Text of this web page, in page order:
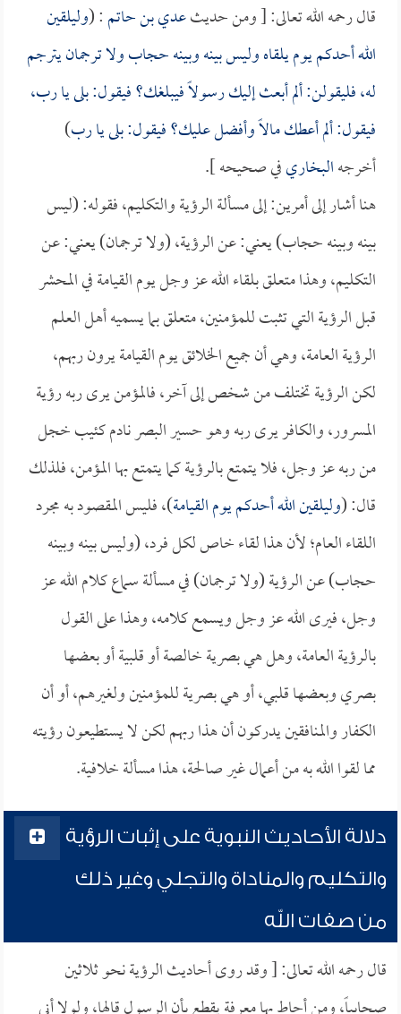
قال رحمه الله تعالى: [ ومن حديثعدي بن حاتم: (وليلقين
الله أحدكم يوم يلقاه وليس بينه وبينه حجاب ولا ترجمان يترجم
له، فليقولن: ألم أبعث إليك رسولاً فيبلغك؟ فيقول: بلى يا رب،
فيقول: ألم أعطك مالاً وأفضل عليك؟ فيقول: بلى يا رب)
أخرجهالبخاريفي صحيحه ].
هنا أشار إلى أمرين: إلى مسألة الرؤية والتكليم، فقوله: (ليس
بينه وبينه حجاب) يعني: عن الرؤية، (ولا ترجمان) يعني: عن
التكليم، وهذا متعلق بلقاء الله عز وجل يوم القيامة في المحشر
قبل الرؤية التي تثبت للمؤمنين، متعلق بما يسميه أهل العلم
الرؤية العامة، وهي أن جميع الخلائق يوم القيامة يرون ربهم،
لكن الرؤية تختلف من شخص إلى آخر، فالمؤمن يرى ربه رؤية
المسرور، والكافر يرى ربه وهو حسير البصر نادم كئيب خجل
من ربه عز وجل، فلا يتمتع بالرؤية كما يتمتع بها المؤمن، فلذلك
قال: (وليلقين الله أحدكم يوم القيامة)، فليس المقصود به مجرد
اللقاء العام؛ لأن هذا لقاء خاص لكل فرد، (وليس بينه وبينه
حجاب) عن الرؤية (ولا ترجمان) في مسألة سماع كلام الله عز
وجل، فيرى الله عز وجل ويسمع كلامه، وهذا على القول
بالرؤية العامة، وهل هي بصرية خالصة أو قلبية أو بعضها
بصري وبعضها قلبي، أو هي بصرية للمؤمنين ولغيرهم، أو أن
الكفار والمنافقين يدركون أن هذا ربهم لكن لا يستطيعون رؤيته
مما لقوا الله به من أعمال غير صالحة، هذا مسألة خلافية.
دلالة الأحاديث النبوية على إثبات الرؤية
والتكليم والمناداة والتجلي وغير ذلك
من صفات الله
قال رحمه الله تعالى: [ وقد روى أحاديث الرؤية نحو ثلاثين